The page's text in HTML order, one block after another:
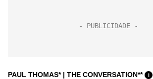
PAUL THOMAS* | THE CONVERSATION** i